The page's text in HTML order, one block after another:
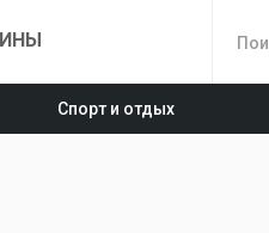
Спорт и отдых